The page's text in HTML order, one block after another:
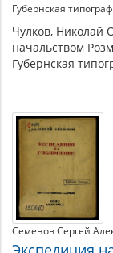
Губернская
Чулков, Николай
начальством
Губернская
Семенов Сергей